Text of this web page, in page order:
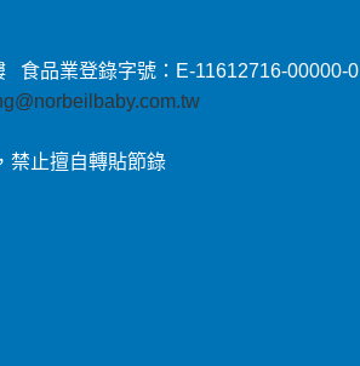
食品業登錄字號：E-11612716-00000-0
禁止擅自轉貼節錄